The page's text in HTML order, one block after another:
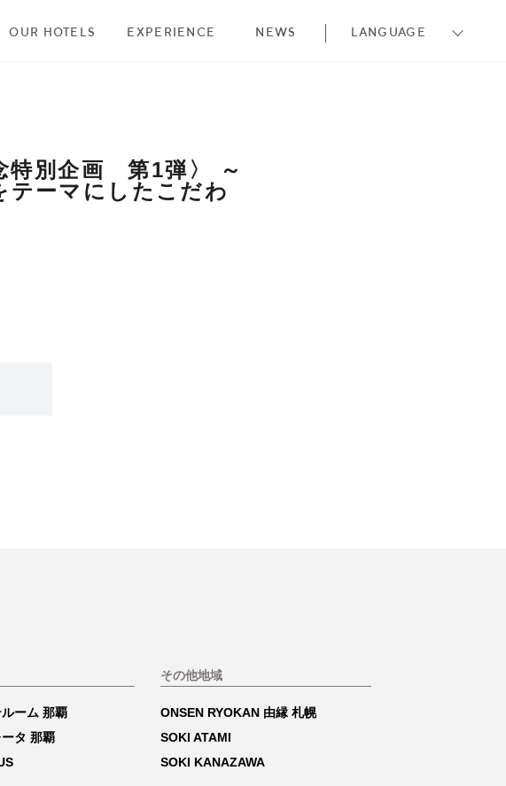
OUR HOTELS EXPERIENCE NEWS LANGUAGE
特別企画 第1弾〉 ～
テーマにしたこだわ
ーム 那覇
タ 那覇
その他地域
ONSEN RYOKAN 由縁 札幌
SOKI ATAMI
SOKI KANAZAWA